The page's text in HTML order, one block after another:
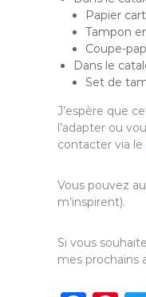
Papier
Tampon
Coupe-
Dans le
Set de
J’espère que
l’adapter ou
contacter via le
Vous pouvez
m’inspirent).
Si vous
mes prochains